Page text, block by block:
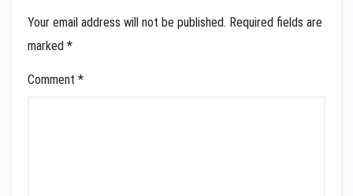
Your email address will not be published. Required fields are
marked *
Comment *